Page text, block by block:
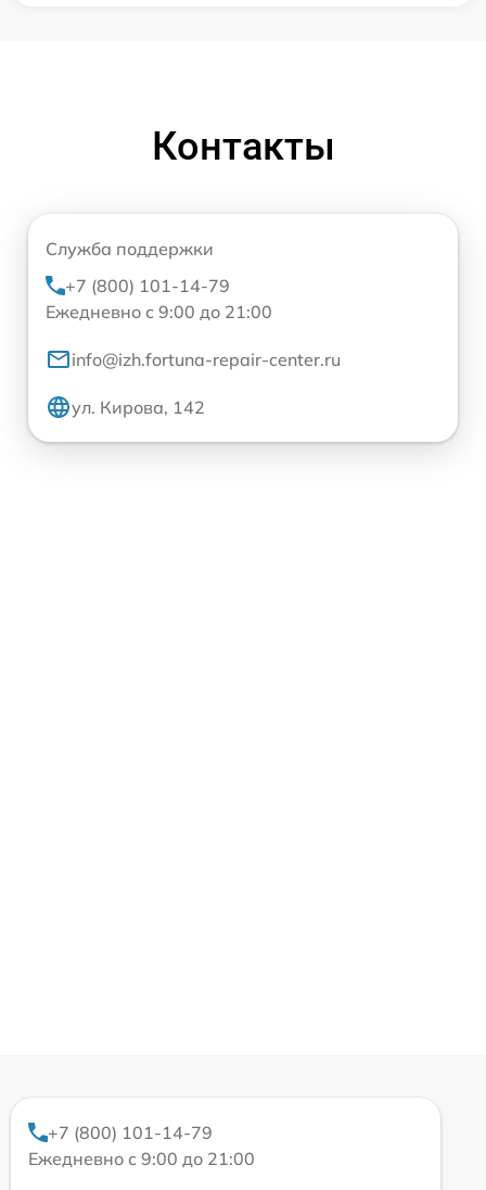
Контакты
Служба поддержки
+7 (800) 101-14-79
Ежедневно с 9:00 до 21:00
info@izh.fortuna-repair-center.ru
ул. Кирова, 142
+7 (800) 101-14-79
Ежедневно с 9:00 до 21:00